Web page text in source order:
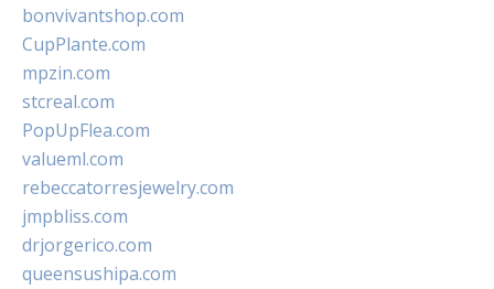
bonvivantshop.com
CupPlante.com
mpzin.com
stcreal.com
PopUpFlea.com
valueml.com
rebeccatorresjewelry.com
jmpbliss.com
drjorgerico.com
queensushipa.com